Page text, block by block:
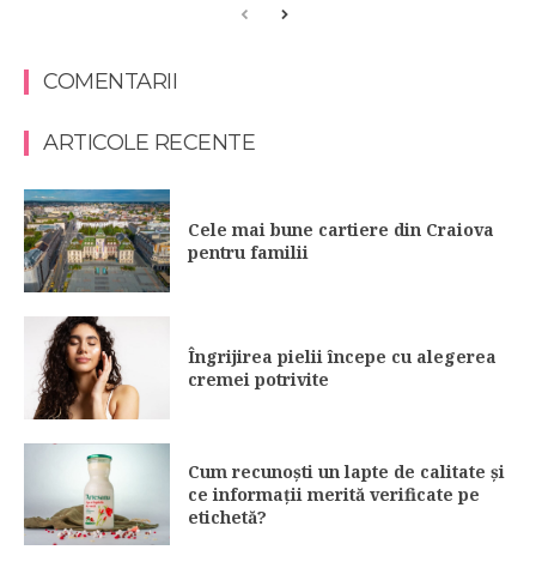
COMENTARII
ARTICOLE RECENTE
Cele mai bune cartiere din Craiova
pentru familii
Îngrijirea pielii începe cu alegerea
cremei potrivite
Cum recunoști un lapte de calitate și
ce informații merită verificate pe
etichetă?